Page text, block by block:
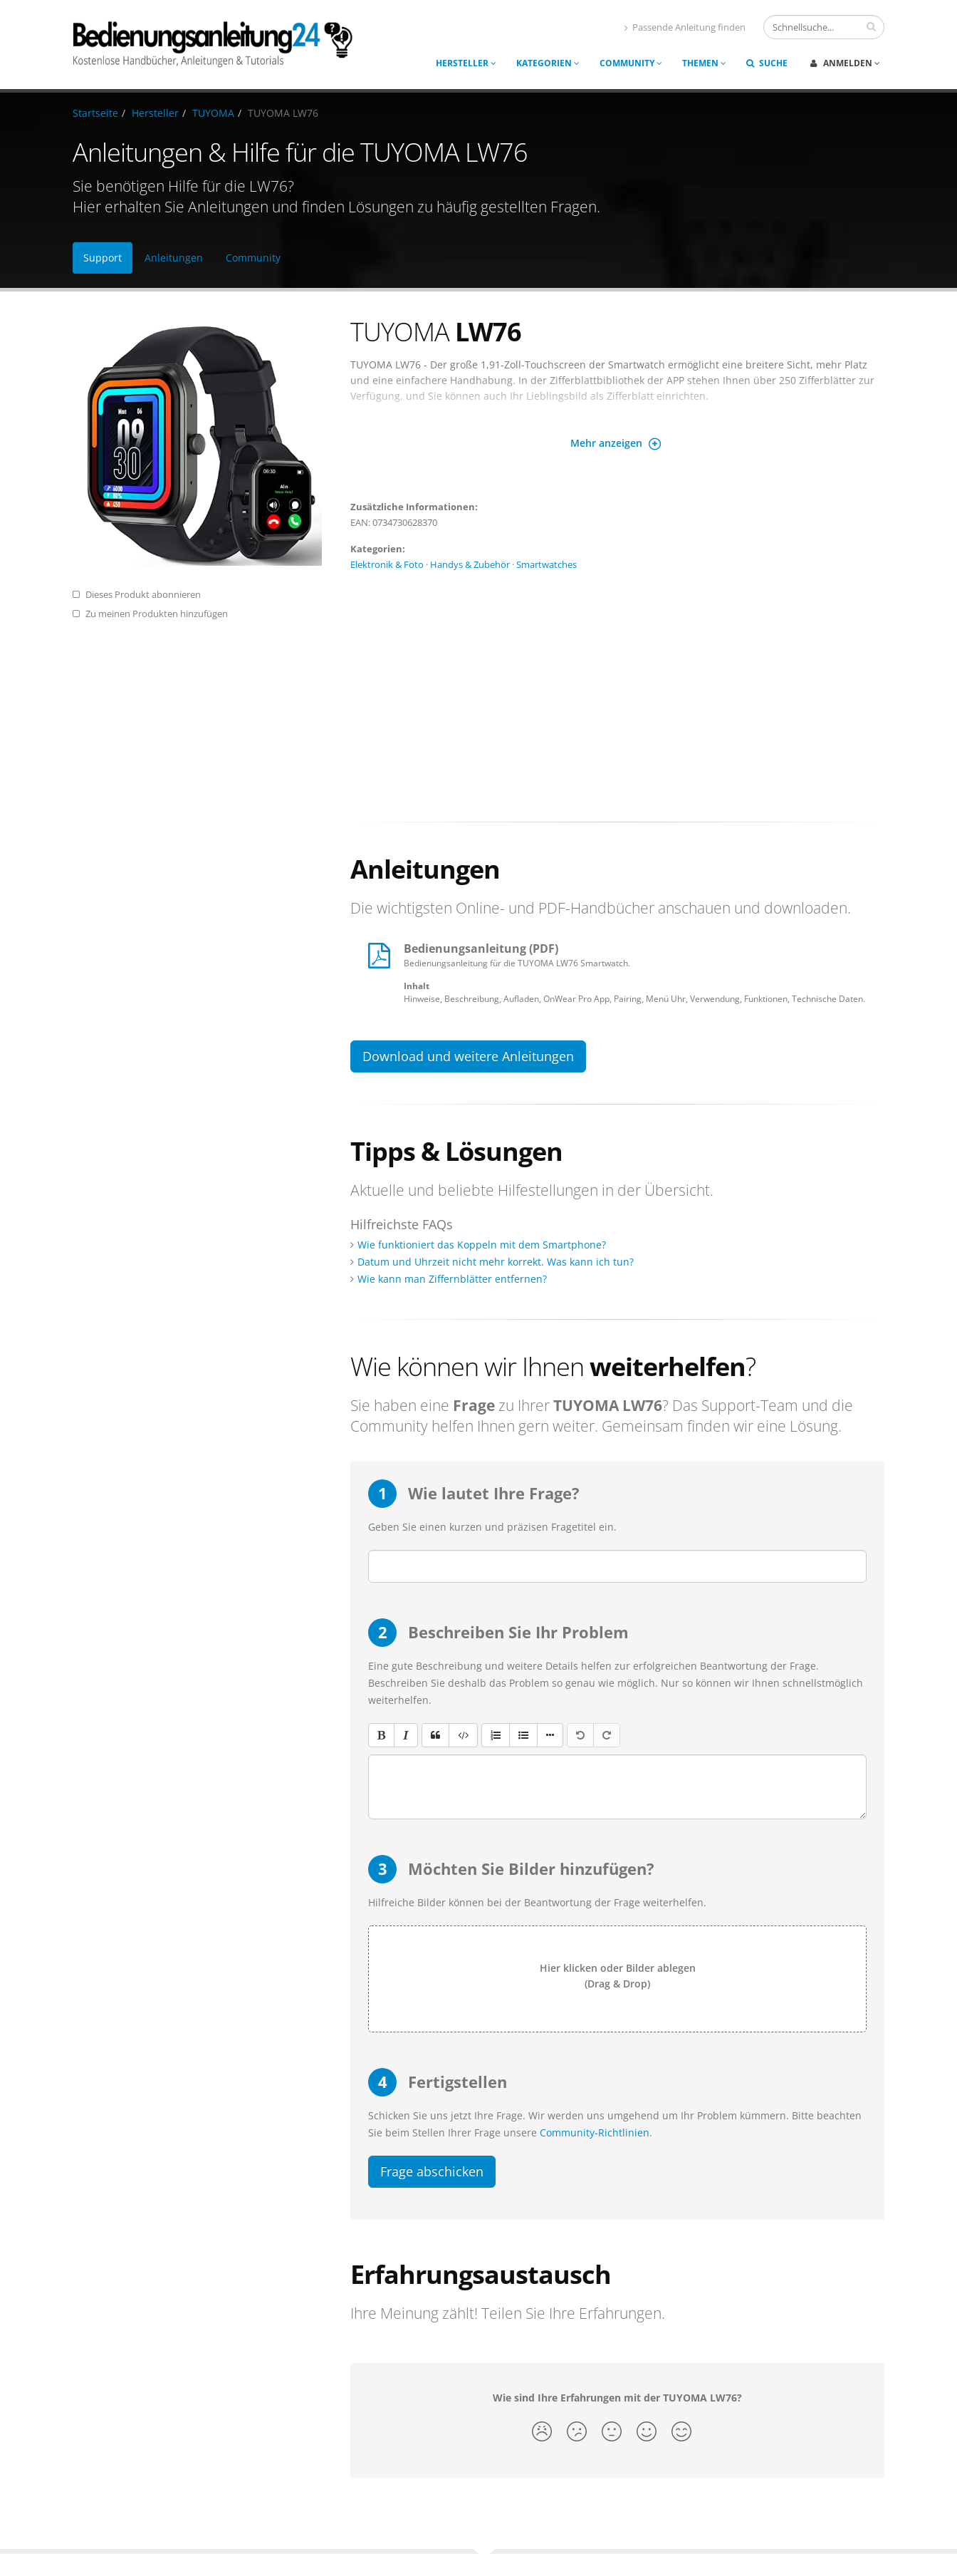
Passende Anleitung finden
HERSTELLER KATEGORIEN COMMUNITY THEMEN SUCHE ANMELDEN
Startseite Hersteller TUYOMA TUYOMA LW76
Anleitungen & Hilfe für die TUYOMA LW76
Sie benötigen Hilfe für die LW76?
Hier erhalten Sie Anleitungen und finden Lösungen zu häufig gestellten Fragen.
Support Anleitungen Community
Dieses Produkt abonnieren
Zu meinen Produkten hinzufügen
TUYOMA LW76
TUYOMA LW76 - Der große 1,91-Zoll-Touchscreen der Smartwatch ermöglicht eine breitere Sicht, mehr Platz
und eine einfachere Handhabung. In der Zifferblattbibliothek der APP stehen Ihnen über 250 Zifferblätter zur
Verfügung, und Sie können auch Ihr Lieblingsbild als Zifferblatt einrichten.
tätigen, wenn sie mit Bluetooth verbunden ist. Die Smartwatch kann auch E-Mails, SMS-Benachrichtigungen,
Wasserdichte, Sie können sie beim Händewaschen, Schwitzen oder Laufen tragen.
Mehr anzeigen
Zusätzliche Informationen:
EAN: 0734730628370
Kategorien:
Elektronik & Foto · Handys & Zubehör ·Smartwatches
Anleitungen
Die wichtigsten Online- und PDF-Handbücher anschauen und downloaden.
Bedienungsanleitung (PDF)
Bedienungsanleitung für die TUYOMA LW76 Smartwatch.
Inhalt
Hinweise, Beschreibung, Aufladen, OnWear Pro App, Pairing, Menü Uhr, Verwendung, Funktionen, Technische Daten.
Download und weitere Anleitungen
Tipps & Lösungen
Aktuelle und beliebte Hilfestellungen in der Übersicht.
Hilfreichste FAQs
Wie funktioniert das Koppeln mit dem Smartphone?
Datum und Uhrzeit nicht mehr korrekt. Was kann ich tun?
Wie kann man Ziffernblätter entfernen?
Wie können wir Ihnenweiterhelfen?
Sie haben eine Frage zu IhrerTUYOMA LW76? Das Support-Team und die
Community helfen Ihnen gern weiter. Gemeinsam finden wir eine Lösung.
1 Wie lautet Ihre Frage?
Geben Sie einen kurzen und präzisen Fragetitel ein.
2 Beschreiben Sie Ihr Problem
Eine gute Beschreibung und weitere Details helfen zur erfolgreichen Beantwortung der Frage.
Beschreiben Sie deshalb das Problem so genau wie möglich. Nur so können wir Ihnen schnellstmöglich
weiterhelfen.
3 Möchten Sie Bilder hinzufügen?
Hilfreiche Bilder können bei der Beantwortung der Frage weiterhelfen.
Hier klicken oder Bilder ablegen
(Drag & Drop)
4 Fertigstellen
Schicken Sie uns jetzt Ihre Frage. Wir werden uns umgehend um Ihr Problem kümmern. Bitte beachten
Sie beim Stellen Ihrer Frage unsere Community-Richtlinien.
Frage abschicken
Erfahrungsaustausch
Ihre Meinung zählt! Teilen Sie Ihre Erfahrungen.
Wie sind Ihre Erfahrungen mit der TUYOMA LW76?